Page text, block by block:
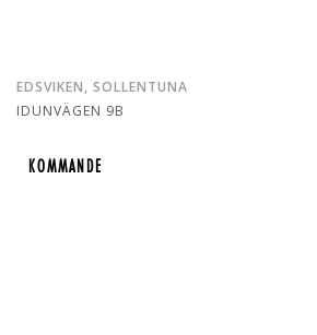
EDSVIKEN, SOLLENTUNA
IDUNVÄGEN 9B
KOMMANDE
KOMMANDE